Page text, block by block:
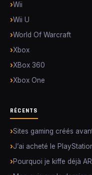
Wii
Wii U
World Of Warcraft
Xbox
XBox 360
Xbox One
RÉCENTS
Sites gaming créés
J’ai acheté le
Pourquoi je kiffe déjà